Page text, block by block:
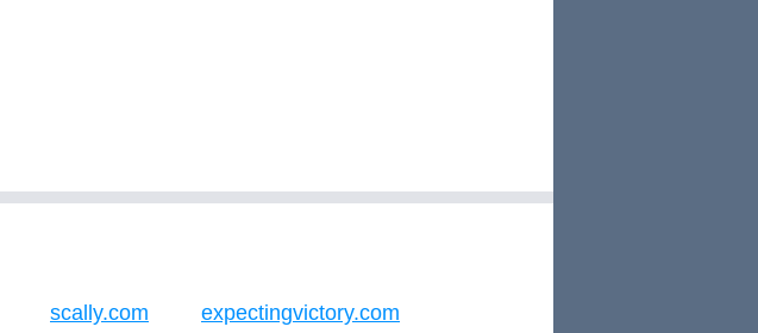
scally.com expectingvictory.com